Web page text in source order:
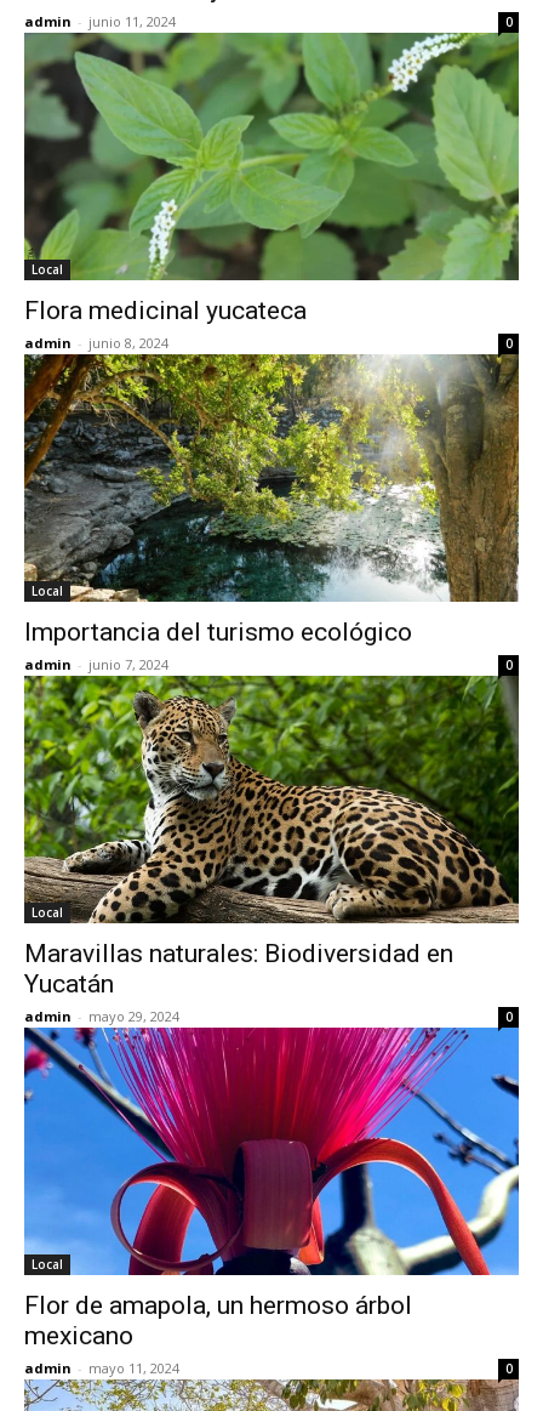
admin - junio 11, 2024 0
Local
Flora medicinal yucateca
admin - junio 8, 2024 0
Local
Importancia del turismo ecológico
admin - junio 7, 2024 0
Local
Maravillas naturales: Biodiversidad en
Yucatán
admin - mayo 29, 2024 0
Local
Flor de amapola, un hermoso árbol
mexicano
admin - mayo 11, 2024 0